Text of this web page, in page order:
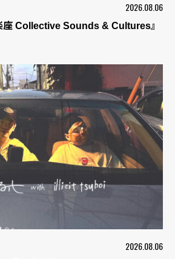
2026.08.06
座 Collective Sounds & Cultures』
2026.08.06